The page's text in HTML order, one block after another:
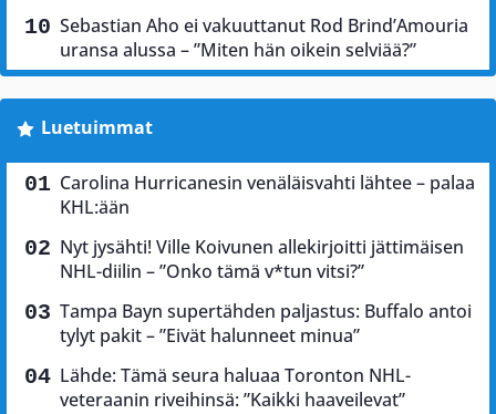
Sebastian Aho ei vakuuttanut Rod Brind’Amouria
uransa alussa – ”Miten hän oikein selviää?”
Luetuimmat
Carolina Hurricanesin venäläisvahti lähtee – palaa
KHL:ään
Nyt jysähti! Ville Koivunen allekirjoitti jättimäisen
NHL-diilin – ”Onko tämä v*tun vitsi?”
Tampa Bayn supertähden paljastus: Buffalo antoi
tylyt pakit – ”Eivät halunneet minua”
Lähde: Tämä seura haluaa Toronton NHL-
veteraanin riveihinsä: ”Kaikki haaveilevat”